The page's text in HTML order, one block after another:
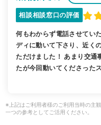
相談相談窓口の評価
何もわからず電話させてい
ディに動いて下さり、近く
ただけました！ あまり交通
たが今回動いてくださった
※上記はご利用者様のご利用当時の主
一つの参考としてご活用ください。